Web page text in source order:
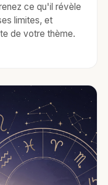
ce qu'il révèle
limites, et
de votre thème.